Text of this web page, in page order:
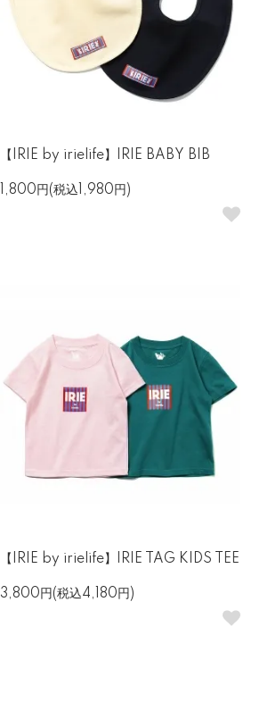
【IRIE by irielife】IRIE BABY BIB
1,800円(税込1,980円)
【IRIE by irielife】IRIE TAG KIDS TEE
3,800円(税込4,180円)